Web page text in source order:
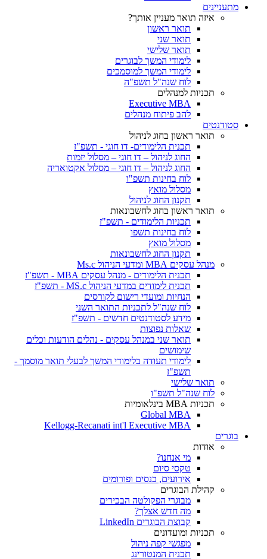
מתעניינים
איזה תואר מעניין אותך?
תואר ראשון
תואר שני
תואר שלישי
לימודי המשך לבוגרים
לימודי המשך למוסמכים
לוח שנה"ל תשפ"ה
תכניות למנהלים
Executive MBA
להב פיתוח מנהלים
סטודנטים
תואר ראשון בחוג לניהול
תכנית הלימודים- דו חוגי - תשפ"ז
החוג לניהול – דו חוגי – מסלול יזמות
החוג לניהול – דו חוגי – מסלול אקטואריה
לוח בחינות תשפ"ו
מסלול מואץ
תקנון החוג לניהול
תואר ראשון בחוג לחשבונאות
תכניות הלימודים - תשפ"ז
לוח בחינות תשפו
מסלול מואץ
תקנון החוג לחשבונאות
מנהל עסקים MBA ומדעי הניהול Ms.c
תכנית הלימודים - מנהל עסקים MBA - תשפ"ז
תכנית לימודים במדעי הניהול MS.c - תשפ"ז
הנחיות ומועדי רישום לקורסים
לוח שנה"ל לתכניות התואר השני
מידע לסטודנטים חדשים - תשפ"ז
שאלות נפוצות
תואר שני במנהל עסקים - נהלים הודעות וכלים
שימושים
לימודי תעודה בלימודי המשך לבעלי תואר מוסמך -
תשפ"ז
תואר שלישי
לוח שנה"ל תשפ"ו
תכניות MBA בינלאומיות
Global MBA
Kellogg-Recanati int'l Executive MBA
בוגרים
אודות
מי אנחנו?
טקסי סיום
אירועים, כנסים ופורומים
קהילת הבוגרים
מבוגרי הפקולטה הבכירים
מה חדש אצלך?
קבוצת הבוגרים LinkedIn
תכניות ומועדונים
מפגשי קפה ניהול
תכנית המנטורינג